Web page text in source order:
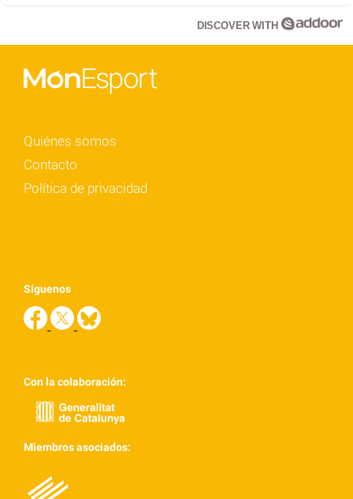
DISCOVER WITH
Quiénes somos
Contacto
Política de privacidad
Síguenos
Con la colaboración:
Miembros asociados: